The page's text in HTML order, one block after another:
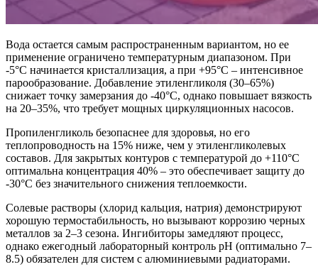
Вода остается самым распространенным вариантом, но ее
применение ограничено температурным диапазоном. При
-5°С начинается кристаллизация, а при +95°С – интенсивное
парообразование. Добавление этиленгликоля (30–65%)
снижает точку замерзания до -40°С, однако повышает вязкость
на 20–35%, что требует мощных циркуляционных насосов.
Пропиленгликоль безопаснее для здоровья, но его
теплопроводность на 15% ниже, чем у этиленгликолевых
составов. Для закрытых контуров с температурой до +110°С
оптимальна концентрация 40% – это обеспечивает защиту до
-30°С без значительного снижения теплоемкости.
Солевые растворы (хлорид кальция, натрия) демонстрируют
хорошую термостабильность, но вызывают коррозию черных
металлов за 2–3 сезона. Ингибиторы замедляют процесс,
однако ежегодный лабораторный контроль pH (оптимально 7–
8.5) обязателен для систем с алюминиевыми радиаторами.